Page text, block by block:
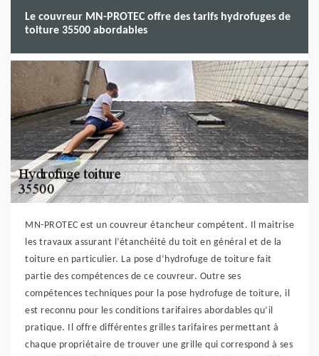
Le couvreur MN-PROTEC offre des tarifs hydrofuges de
toiture 35500 abordables
MN-PROTEC est un couvreur étancheur compétent. Il maitrise
les travaux assurant l’étanchéité du toit en général et de la
toiture en particulier. La pose d’hydrofuge de toiture fait
partie des compétences de ce couvreur. Outre ses
compétences techniques pour la pose hydrofuge de toiture, il
est reconnu pour les conditions tarifaires abordables qu’il
pratique. Il offre différentes grilles tarifaires permettant à
chaque propriétaire de trouver une grille qui correspond à ses